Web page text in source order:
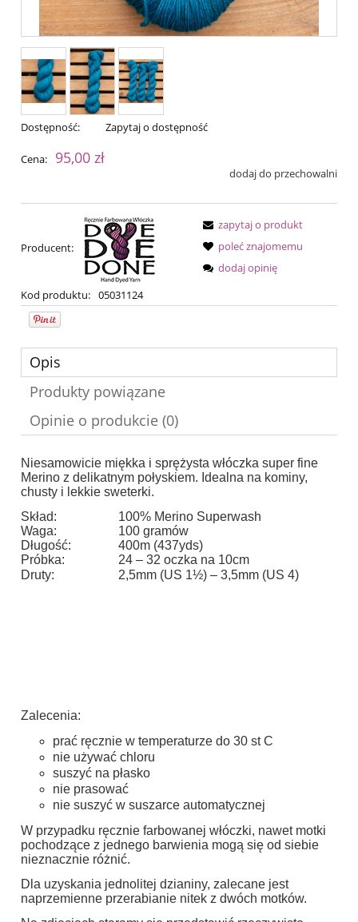
Dostępność: Zapytaj o dostępność
Cena: 95,00 zł
dodaj do przechowalni
Producent:
Kod produktu: 05031124
zapytaj o produkt
poleć znajomemu
dodaj opinię
Opis
Produkty powiązane
Opinie o produkcie (0)
Niesamowicie miękka i sprężysta włóczka super fine
Merino z delikatnym połyskiem. Idealna na kominy,
chusty i lekkie sweterki.
Skład:
100% Merino Superwash
Waga:
100 gramów
Długość:
400m (437yds)
Próbka:
24 – 32 oczka na 10cm
Druty:
2,5mm (US 1½) – 3,5mm (US 4)
Zalecenia:
prać ręcznie w temperaturze do 30 st C
nie używać chloru
suszyć na płasko
nie prasować
nie suszyć w suszarce automatycznej
W przypadku ręcznie farbowanej włóczki, nawet motki
pochodzące z jednego barwienia mogą się od siebie
nieznacznie różnić.
Dla uzyskania jednolitej dzianiny, zalecane jest
naprzemienne przerabianie nitek z dwóch motków.